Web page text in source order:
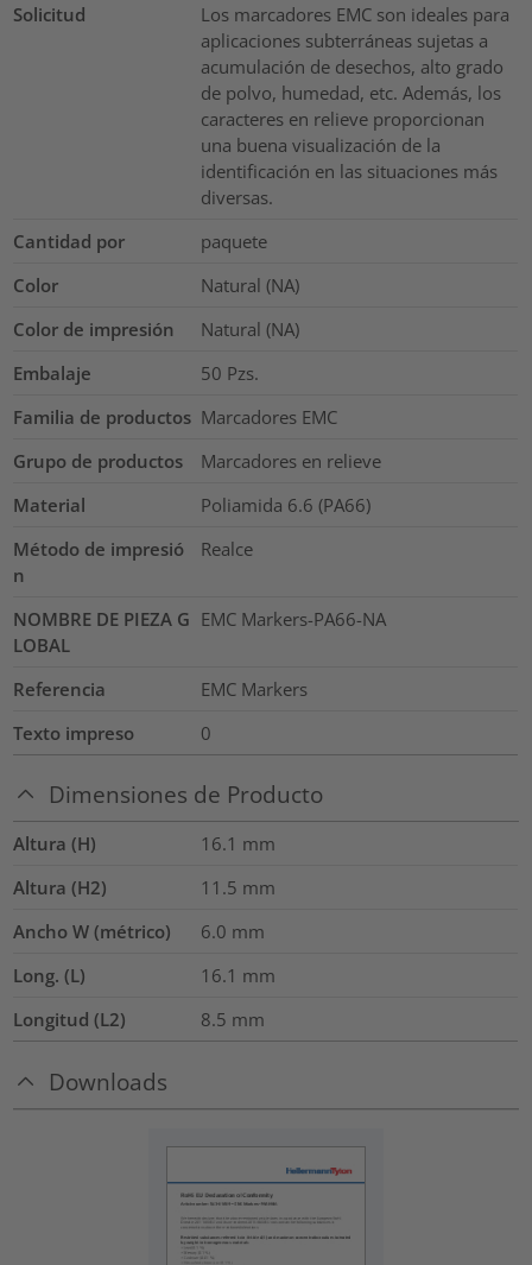
Solicitud
Los marcadores EMC son ideales para
aplicaciones subterráneas sujetas a
acumulación de desechos, alto grado
de polvo, humedad, etc. Además, los
caracteres en relieve proporcionan
una buena visualización de la
identificación en las situaciones más
diversas.
Cantidad por
paquete
Color
Natural (NA)
Color de impresión
Natural (NA)
Embalaje
50 Pzs.
Familia de productos Marcadores EMC
Grupo de productos
Marcadores en relieve
Material
Poliamida 6.6 (PA66)
Método de impresió
n
Realce
NOMBRE DE PIEZA G
LOBAL
EMC Markers-PA66-NA
Referencia
EMC Markers
Texto impreso
0
Dimensiones de Producto
Altura (H) 16.1 mm
Altura (H2)
11.5 mm
Ancho W (métrico)
6.0 mm
Long. (L)
16.1 mm
Longitud (L2)
8.5 mm
Downloads